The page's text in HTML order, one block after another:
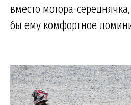
вместо мотора-
бы ему комфортное